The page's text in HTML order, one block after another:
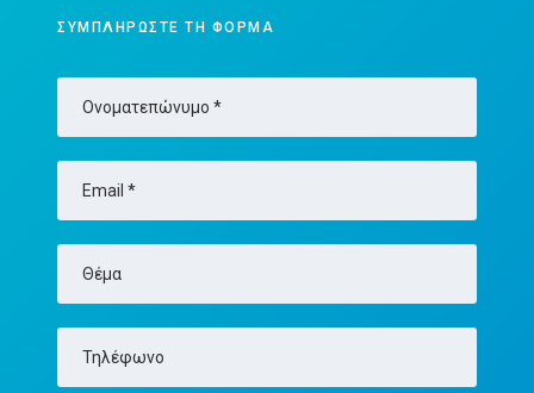
ΣΥΜΠΛΗΡΏΣΤΕ ΤΗ ΦΌΡΜΑ